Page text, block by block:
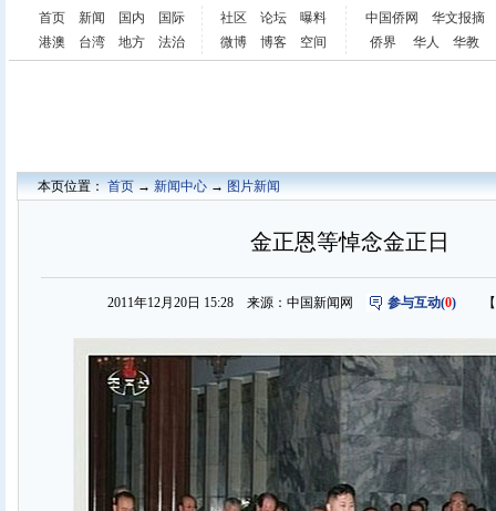
首页 新闻 国内
国际
港澳
台湾 地方 法治
社区 论坛
曝料
微博
博客 空间
中国侨网
华文报摘
侨界
华人 华教
本页位置：首页→新闻中心→图片新闻
金正恩等悼念金正日
2011年12月20日 15:28 来源：中国新闻网 参与互动(0) 【